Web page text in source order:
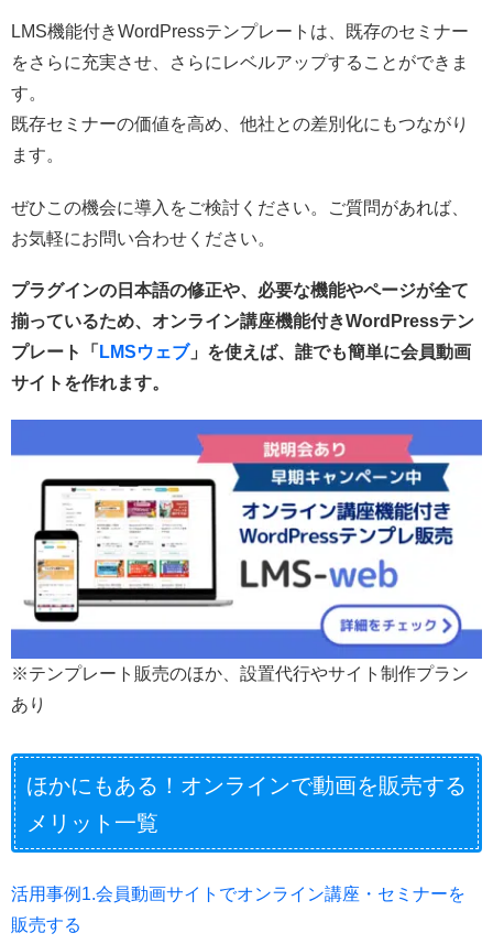
LMS機能付きWordPressテンプレートは、既存のセミナー
をさらに充実させ、さらにレベルアップすることができま
す。
既存セミナーの価値を高め、他社との差別化にもつながり
ます。
ぜひこの機会に導入をご検討ください。ご質問があれば、
お気軽にお問い合わせください。
プラグインの日本語の修正や、必要な機能やページが全て
揃っているため、オンライン講座機能付きWordPressテン
プレート「 LMSウェブ」を使えば、誰でも簡単に会員動画
サイトを作れます。
※テンプレート販売のほか、設置代行やサイト制作プラン
あり
ほかにもある！オンラインで動画を販売する
メリット一覧
活用事例1.会員動画サイトでオンライン講座・セミナーを
販売する